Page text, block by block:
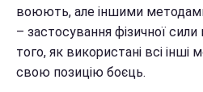
воюють, але іншими
– застосування фізичної
того, як використані всі
свою позицію боєць.